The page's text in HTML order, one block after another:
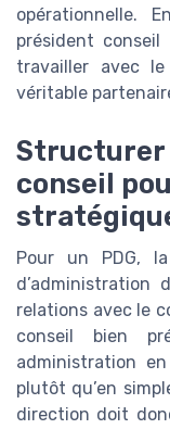
opérationnelle.
président
travailler avec
véritable
Structurer
conseil
Pour un PDG,
d’administration
relations avec le
conseil bien
administration
plutôt qu’en
direction doit